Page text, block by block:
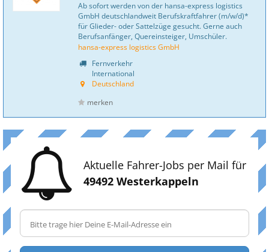
Ab sofort werden von der hansa-express logistics
GmbH deutschlandweit Berufskraftfahrer (m/w/d)*
für Glieder- oder Sattelzüge gesucht. Gerne auch
Berufsanfänger, Quereinsteiger, Umschüler.
hansa-express logistics GmbH
Fernverkehr
International
Deutschland
merken
Aktuelle Fahrer-Jobs per Mail für
49492 Westerkappeln